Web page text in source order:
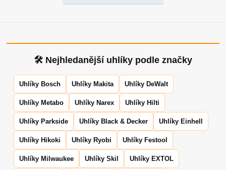
🛠 Nejhledanější uhlíky podle značky
Uhlíky Bosch Uhlíky Makita Uhlíky DeWalt
Uhlíky Metabo Uhlíky Narex Uhlíky Hilti
Uhlíky Parkside Uhlíky Black & Decker Uhlíky Einhell
Uhlíky Hikoki Uhlíky Ryobi Uhlíky Festool
Uhlíky Milwaukee Uhlíky Skil Uhlíky EXTOL